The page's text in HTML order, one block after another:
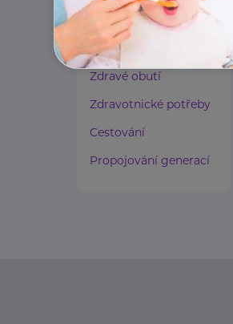
Lázeňství a wellness
Zdravé spaní a sezení
Zdravé obutí
Zdravotnické potřeby
Cestování
Propojování generací